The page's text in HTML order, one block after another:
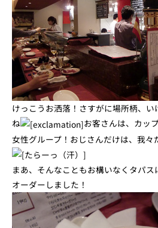
けっこうお洒落！さすがに場所柄、
ね
お客さんは、カッ
女性グループ！おじさんだけは、我々
まあ、そんなこともお構いなくタパ
オーダーしました！